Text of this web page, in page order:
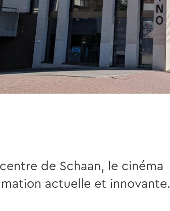
de Schaan, le cinéma
actuelle et innovante.